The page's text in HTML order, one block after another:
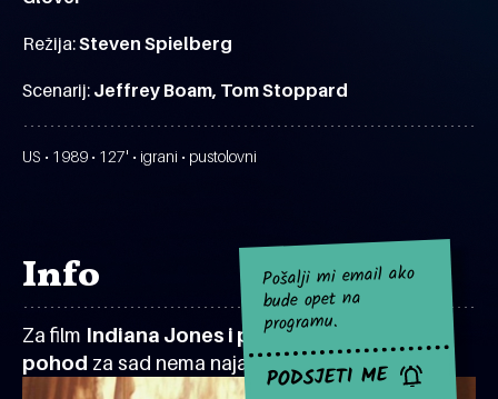
Režija:Steven Spielberg
Scenarij: Jeffrey Boam, Tom Stoppard
US • 1989 • 127' • igrani • pustolovni
Info
Za film Indiana Jones i posljednji križarski
pohod za sad nema najavljenih projekcija.
Pošalji mi email ako
bude opet na
programu.
PODSJETI ME